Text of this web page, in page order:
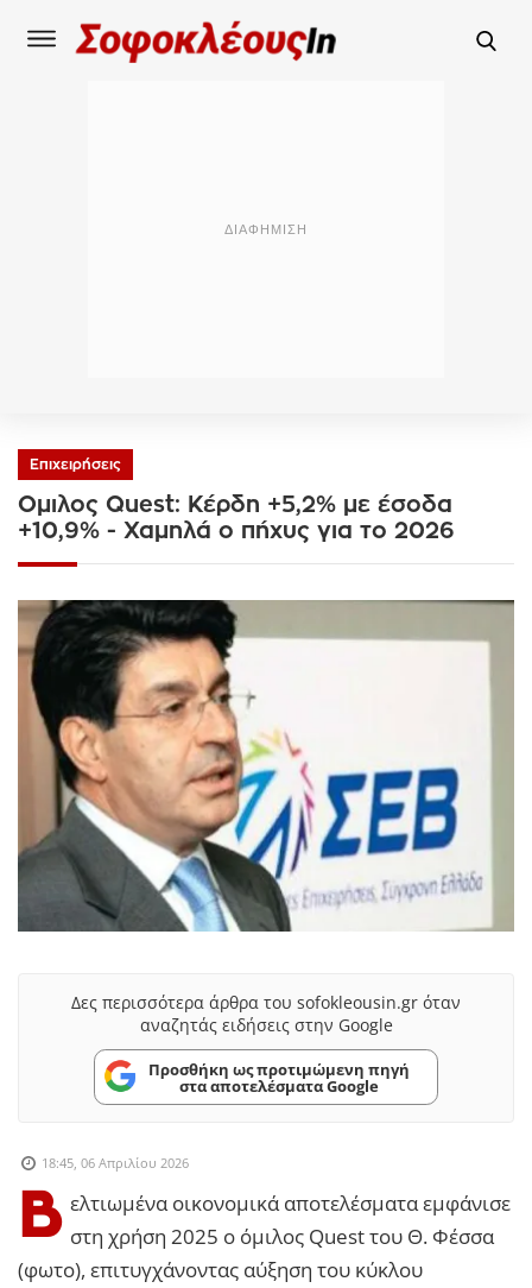
Επιχειρήσεις
Ομιλος Quest: Κέρδη +5,2% με έσοδα
+10,9% - Χαμηλά ο πήχυς για το 2026
Δες περισσότερα άρθρα του sofokleousin.gr όταν
αναζητάς ειδήσεις στην Google
Προσθήκη ως προτιμώμενη πηγή
στα αποτελέσματα Google
18:45, 06 Απριλίου 2026
Β ελτιωμένα οικονομικά αποτελέσματα εμφάνισε
στη χρήση 2025 ο όμιλος Quest του Θ. Φέσσα
(φωτο), επιτυγχάνοντας αύξηση του κύκλου